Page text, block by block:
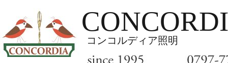
コンコルディア照明